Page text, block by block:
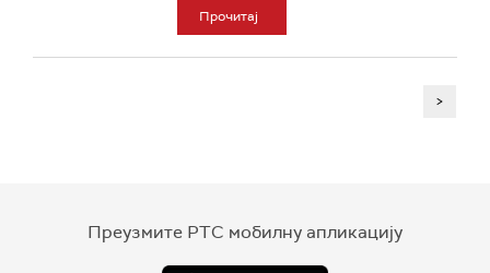
Прочитај
>
Преузмите РТС мобилну апликацију